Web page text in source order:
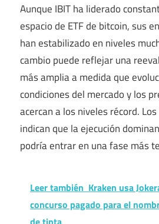
Aunque IBIT ha liderado
espacio de ETF de bitcoin, sus
han estabilizado en niveles
cambio puede reflejar una
más amplia a medida que
condiciones del mercado y los
acercan a los niveles récord.
indican que la ejecución
podría entrar en una fase más
Leer también Kraken usa
concurso pagado para el